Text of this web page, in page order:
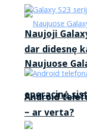
Naujuose
operacinė
Naujoji
dar didesnę
Android
– ar verta?